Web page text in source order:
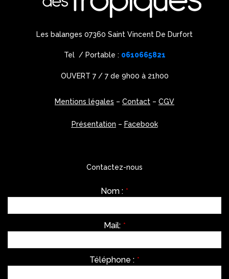
Les balanges 07360 Saint Vincent De Durfort
Tel / Portable : 0610665821
OUVERT 7 / 7 de 9h00 à 21h00
Mentions légales – Contact – CGV
Présentation – Facebook
Contactez-nous
Nom : *
Mail: *
Téléphone : *